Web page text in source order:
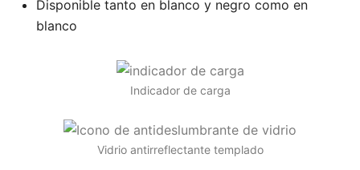
Disponible tanto en blanco y negro como en
blanco
Indicador de carga
Vidrio antirreflectante templado